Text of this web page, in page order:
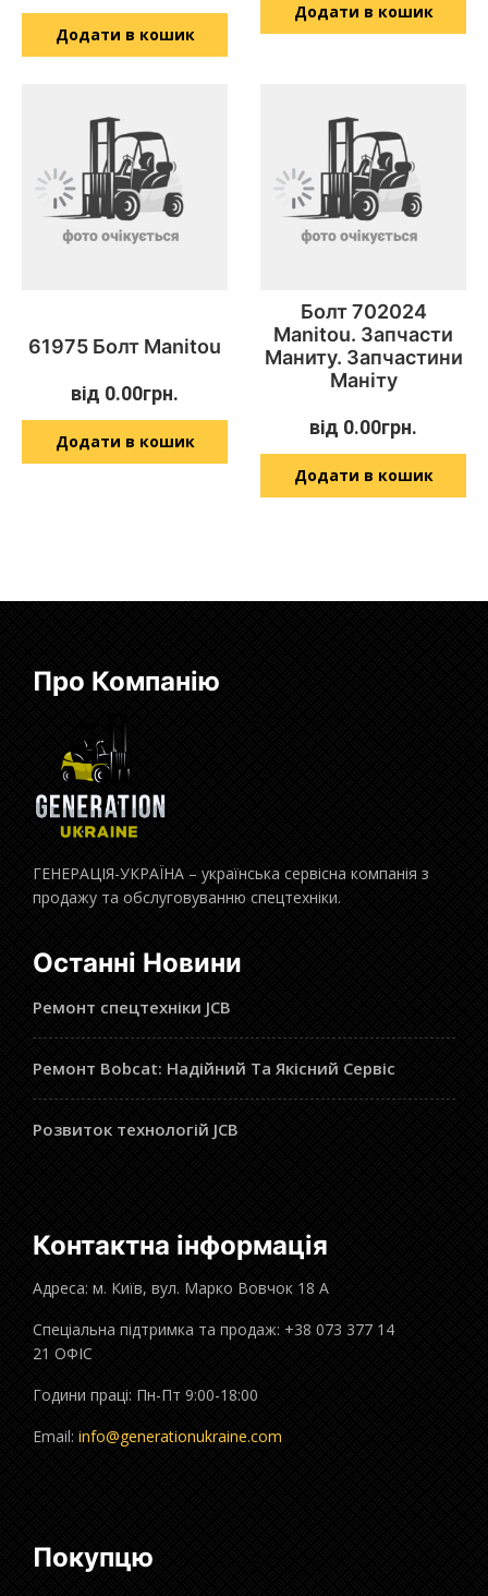
Додати в кошик
Додати в кошик
61975 Болт Manitou
від 0.00грн.
Додати в кошик
Болт 702024
Manitou. Запчасти
Маниту. Запчастини
Маніту
від 0.00грн.
Додати в кошик
Про Компанію
ГЕНЕРАЦІЯ-УКРАЇНА – українська сервісна компанія з
продажу та обслуговуванню спецтехніки.
Останні Новини
Ремонт спецтехніки JCB
Ремонт Bobcat: Надійний Та Якісний Сервіс
Розвиток технологій JCB
Контактна інформація
Адреса: м. Київ, вул. Марко Вовчок 18 А
Спеціальна підтримка та продаж: +38 073 377 14
21 ОФІС
Години праці: Пн-Пт 9:00-18:00
Email: info@generationukraine.com
Покупцю